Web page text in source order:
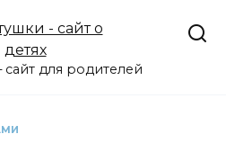
для родителей